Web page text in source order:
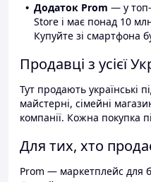
Додаток Prom — у топ-
Store і має понад 10
Купуйте зі смартфона
Продавці з усієї
Тут продають українські
майстерні, сімейні
компанії. Кожна покупка
Для тих, хто
Prom — маркетплейс для